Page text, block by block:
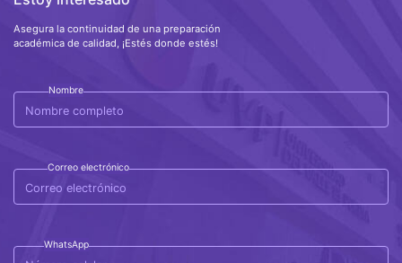
Asegura la continuidad de una preparación
académica de calidad, ¡Estés donde estés!
Nombre
Correo electrónico
WhatsApp